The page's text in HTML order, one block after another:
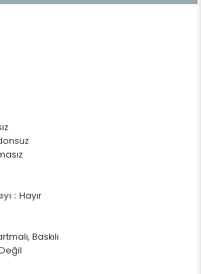
: Hayır
Baskılı